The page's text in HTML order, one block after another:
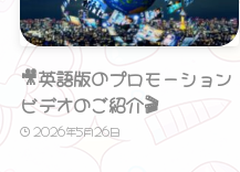
🎥英語版のプロモーション
ビデオのご紹介🎬
2026年5月26日